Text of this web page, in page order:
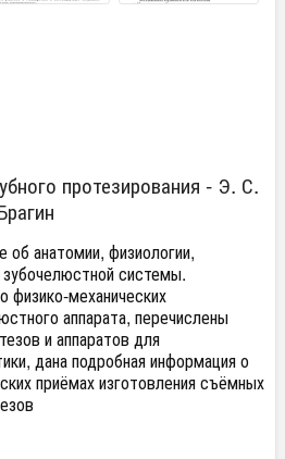
протезирования - Э. С.
об анатомии, физиологии,
системы.
физико-механических
аппарата, перечислены
и аппаратов для
дана подробная информация о
приёмах изготовления съёмных